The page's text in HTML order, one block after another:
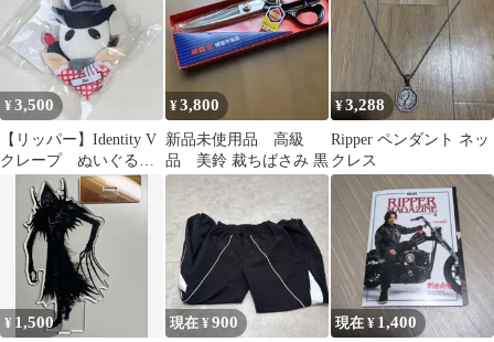
¥3,500
【リッパー】Identity V
クレープ ぬいぐるみ
マスコット 第五人格
¥3,800
新品未使用品 高級
品 美鈴 裁ちばさみ 黒
¥3,288
Ripper ペンダント ネッ
クレス
¥ 1,500 現在 ¥900 現在 ¥ 1,400